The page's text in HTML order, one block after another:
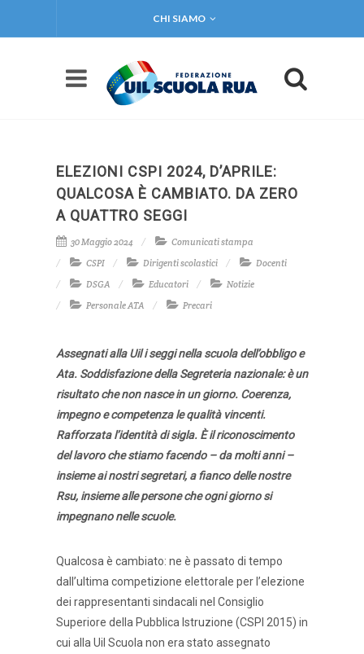
CHI SIAMO
ELEZIONI CSPI 2024, D’APRILE:
QUALCOSA È CAMBIATO. DA ZERO
A QUATTRO SEGGI
30 Maggio 2024
Comunicati stampa
CSPI
Dirigenti scolastici
Docenti
DSGA
Educatori
Notizie
Personale ATA
Precari
Assegnati alla Uil i seggi nella scuola dell’obbligo e
Ata. Soddisfazione della Segreteria nazionale: è un
risultato che non nasce in un giorno. Coerenza,
impegno e competenza le qualità vincenti.
Rafforzata l’identità di sigla. È il riconoscimento
del lavoro che stiamo facendo – da molti anni –
insieme ai nostri segretari, a fianco delle nostre
Rsu, insieme alle persone che ogni giorno si
impegnano nelle scuole.
Qualcosa è cambiato: ne è passato di tempo
dall’ultima competizione elettorale per l’elezione
dei rappresentanti sindacali nel Consiglio
Superiore della Pubblica Istruzione (CSPI 2015) in
cui alla Uil Scuola non era stato assegnato